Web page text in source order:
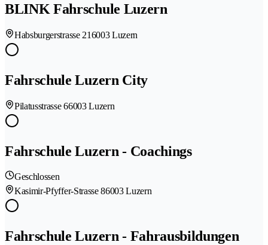
BLINK Fahrschule Luzern
Habsburgerstrasse 216003 Luzern
Fahrschule Luzern City
Pilatusstrasse 66003 Luzern
Fahrschule Luzern - Coachings
Geschlossen
Kasimir-Pfyffer-Strasse 86003 Luzern
Fahrschule Luzern - Fahrausbildungen